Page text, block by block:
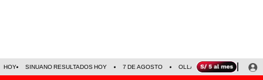
HOY SINUANO RESULTADOS HOY 7 DE AGOSTO OLLANTA HUMALA